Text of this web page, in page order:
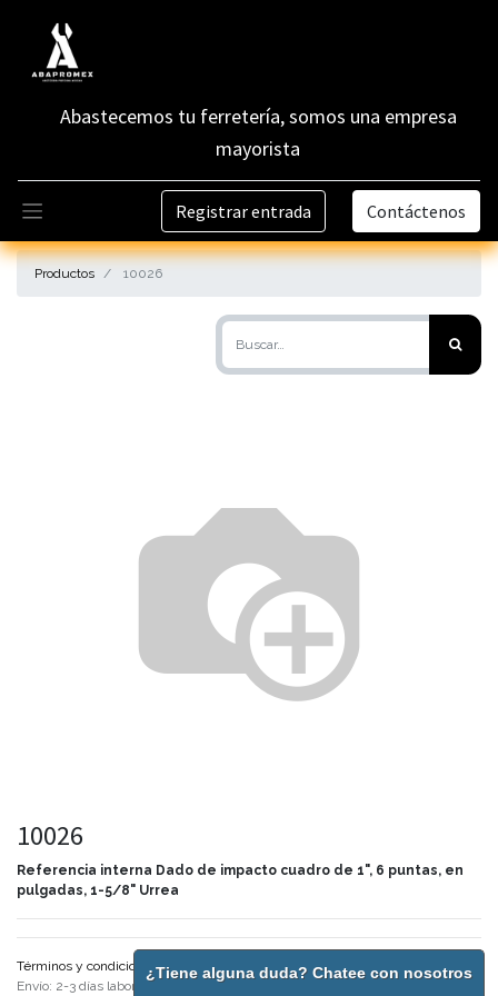
Abastecemos tu ferretería, somos una empresa
mayorista
Registrar entrada Contáctenos
Productos 10026
10026
Referencia interna Dado de impacto cuadro de 1", 6 puntas, en
pulgadas, 1-5/8" Urrea
Términos y condiciones
Envío: 2-3 días laborales
¿Tiene alguna duda? Chatee con nosotros